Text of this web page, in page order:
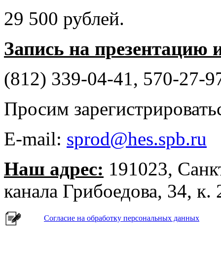
29 500 рублей.
Запись на презентацию
(812) 339-04-41, 570-27-
Просим
E-mail: sprod@hes.spb.ru
Наш адрес: 191023,
канала Грибоедова, 34,
Согласие на обработку персональных данных